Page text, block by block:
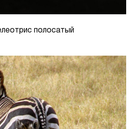
полосатый